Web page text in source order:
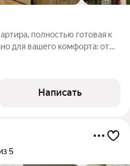
полностью готовая к
для вашего комфорта: от
планировки.
Написать
5